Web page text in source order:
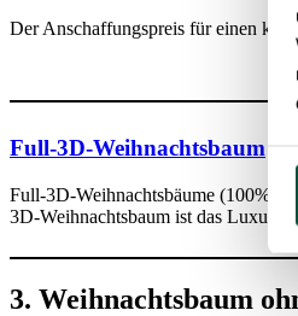
Der Anschaffungspreis für einen
Full-3D-Weihnachtsbaum
Full-3D-Weihnachtsbäume (100%
3D-Weihnachtsbaum ist das
3. Weihnachtsbaum